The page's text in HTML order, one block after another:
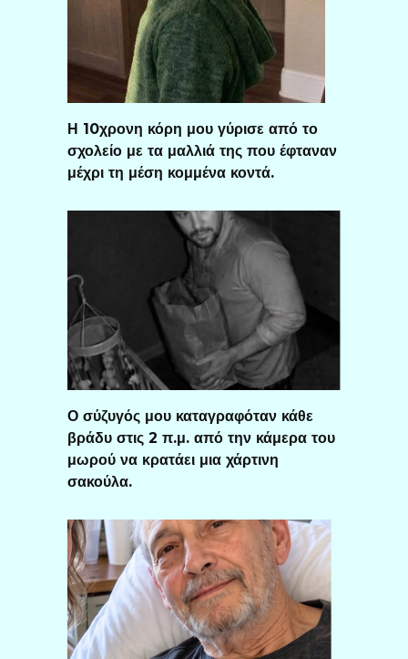
Η 10χρονη κόρη μου γύρισε από το
σχολείο με τα μαλλιά της που έφταναν
μέχρι τη μέση κομμένα κοντά.
Ο σύζυγός μου καταγραφόταν κάθε
βράδυ στις 2 π.μ. από την κάμερα του
μωρού να κρατάει μια χάρτινη
σακούλα.